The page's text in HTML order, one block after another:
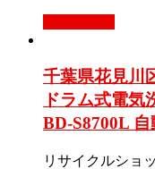
千葉県花見川
ドラム式電
BD-S8700L
リサイクルシ